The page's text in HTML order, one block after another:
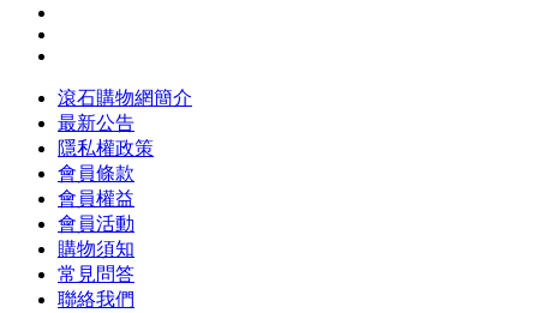
滾石購物網簡介
最新公告
隱私權政策
會員條款
會員權益
會員活動
購物須知
常見問答
聯絡我們